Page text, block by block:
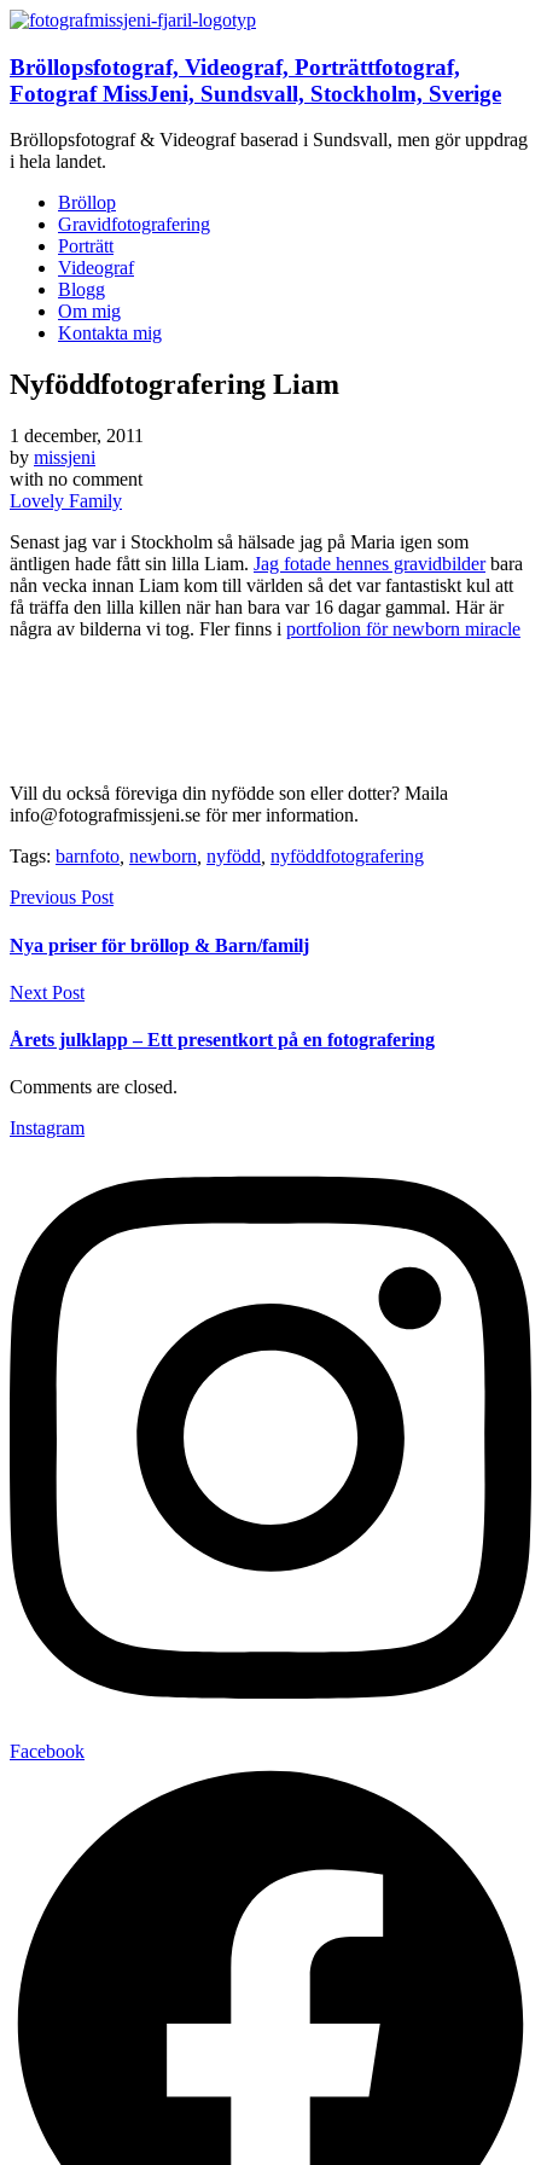
Bröllopsfotograf, Videograf, Porträttfotograf,
Fotograf MissJeni, Sundsvall, Stockholm, Sverige
Bröllopsfotograf & Videograf baserad i Sundsvall, men gör uppdrag
i hela landet.
Bröllop
Gravidfotografering
Porträtt
Videograf
Blogg
Om mig
Kontakta mig
Nyföddfotografering Liam
1 december, 2011
by missjeni
with no comment
Lovely Family
Senast jag var i Stockholm så hälsade jag på Maria igen som
äntligen hade fått sin lilla Liam. Jag fotade hennes gravidbilderbara
nån vecka innan Liam kom till världen så det var fantastiskt kul att
få träffa den lilla killen när han bara var 16 dagar gammal. Här är
några av bilderna vi tog. Fler finns i portfolion för newborn miracle
Vill du också föreviga din nyfödde son eller dotter? Maila
info@fotografmissjeni.se för mer information.
Tags: barnfoto newborn nyfödd nyföddfotografering
Previous Post
Nya priser för bröllop & Barn/familj
Next Post
Årets julklapp – Ett presentkort på en fotografering
Comments are closed.
Instagram
Facebook